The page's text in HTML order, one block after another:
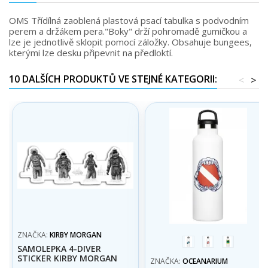
OMS Třídílná zaoblená plastová psací tabulka s podvodním
perem a držákem pera."Boky" drží pohromadě gumičkou a
lze je jednotlivě sklopit pomocí záložky. Obsahuje bungees,
kterými lze desku připevnit na předloktí.
10 DALŠÍCH PRODUKTŮ VE STEJNÉ KATEGORII: >
<
ZNAČKA: KIRBY MORGAN
SAMOLEPKA 4-DIVER
STICKER KIRBY MORGAN
Whaleshark
Jaws Nitrox
ZNAČKA: OCEANARIUM